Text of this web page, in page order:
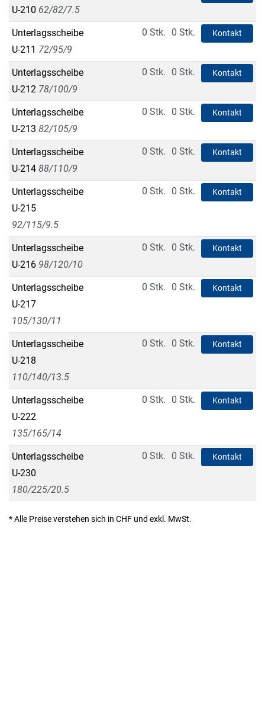
U-210 62/82/7.5
Unterlagsscheibe
U-211 72/95/9
0 Stk. 0 Stk. Kontakt
Unterlagsscheibe
U-212 78/100/9
0 Stk. 0 Stk. Kontakt
Unterlagsscheibe
U-213 82/105/9
0 Stk. 0 Stk. Kontakt
Unterlagsscheibe
U-214 88/110/9
0 Stk. 0 Stk. Kontakt
Unterlagsscheibe
U-215
92/115/9.5
0 Stk. 0 Stk. Kontakt
Unterlagsscheibe
U-216 98/120/10
0 Stk. 0 Stk. Kontakt
Unterlagsscheibe
U-217
105/130/11
0 Stk. 0 Stk. Kontakt
Unterlagsscheibe
U-218
110/140/13.5
0 Stk. 0 Stk. Kontakt
Unterlagsscheibe
U-222
135/165/14
0 Stk. 0 Stk. Kontakt
Unterlagsscheibe
U-230
180/225/20.5
0 Stk. 0 Stk. Kontakt
* Alle Preise verstehen sich in CHF und exkl. MwSt.